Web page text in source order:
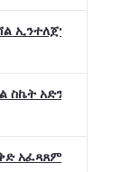
ኢንተለጀንስ ትብብር
ስኬት አድንቀዋል
አፈጻጸምና የቀጣይ